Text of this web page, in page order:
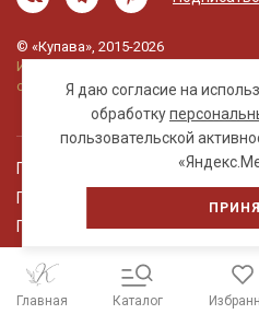
Я даю согласие на
обработку
пользовательской
© «Купава», 2015-2026
Информация на сайте не является
офертой.
Правовая информация
Политика обработки
Пользовательское соглашение
Главная Каталог